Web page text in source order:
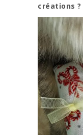
créations ?